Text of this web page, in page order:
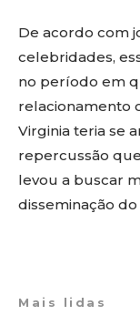
De acordo com
celebridades,
no período em
relacionamento
Virginia teria se
repercussão
levou a buscar
disseminação
Mais lidas